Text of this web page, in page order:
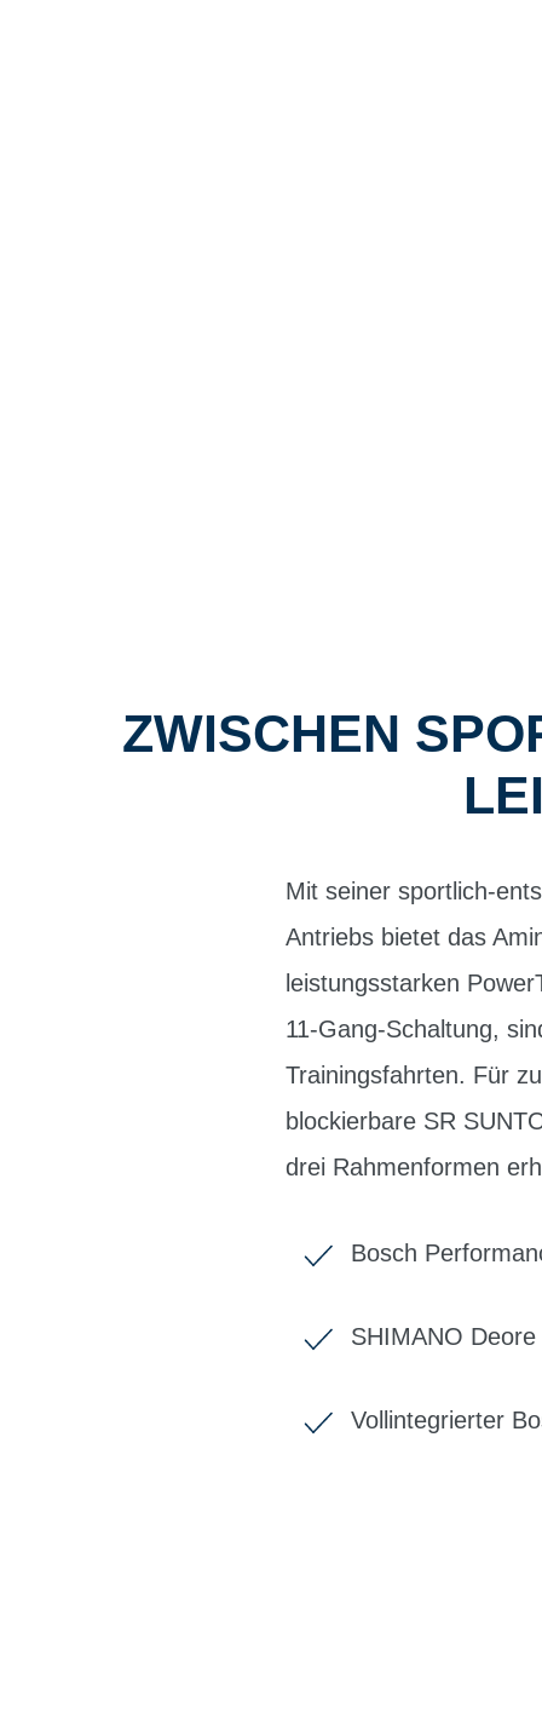
ZWISCHEN
Mit seiner sportlich-
Antriebs bietet das
leistungsstarken
11-Gang-Schaltung,
Trainingsfahrten. Für
blockierbare SR
drei Rahmenformen
Bosch
SHIMANO
Vollintegrierter